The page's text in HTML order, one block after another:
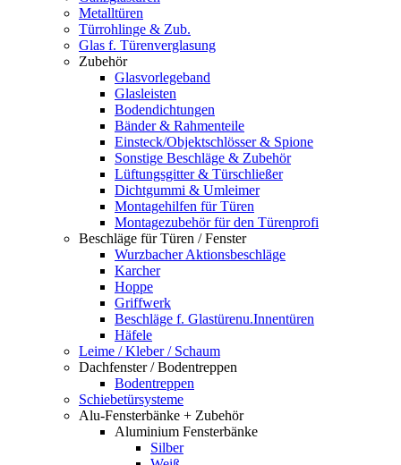
Metalltüren
Türrohlinge & Zub.
Glas f. Türenverglasung
Zubehör
Glasvorlegeband
Glasleisten
Bodendichtungen
Bänder & Rahmenteile
Einsteck/Objektschlösser & Spione
Sonstige Beschläge & Zubehör
Lüftungsgitter & Türschließer
Dichtgummi & Umleimer
Montagehilfen für Türen
Montagezubehör für den Türenprofi
Beschläge für Türen / Fenster
Wurzbacher Aktionsbeschläge
Karcher
Hoppe
Griffwerk
Beschläge f. Glastürenu.Innentüren
Häfele
Leime / Kleber / Schaum
Dachfenster / Bodentreppen
Bodentreppen
Schiebetürsysteme
Alu-Fensterbänke + Zubehör
Aluminium Fensterbänke
Silber